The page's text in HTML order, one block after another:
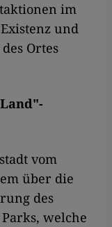
im
und
Ortes
vom
über die
des
welche